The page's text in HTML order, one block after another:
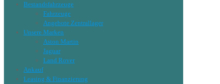
Bestandsfahrzeuge
Fahrzeuge
Angebote Zentrallager
Unsere Marken
Aston Martin
Jaguar
Land Rover
Ankauf
Leasing & Finanzierung